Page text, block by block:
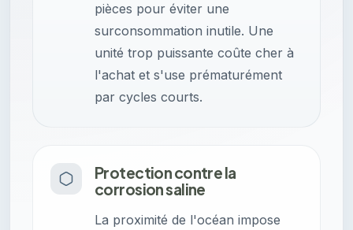
pièces pour éviter une
surconsommation inutile. Une
unité trop puissante coûte cher à
l'achat et s'use prématurément
par cycles courts.
Protection contre la
corrosion saline
La proximité de l'océan impose